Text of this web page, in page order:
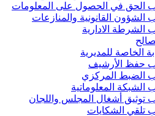
الحق في الحصول على المعلومات
الشؤون القانونية والمنازعات
الشرطة الادارية
الخاصة للمديرية
حفظ الأرشيف
الضبط المركزي
الشبكة المعلوماتية
توثيق أشغال المجلس واللجان
تلقي الشكايات